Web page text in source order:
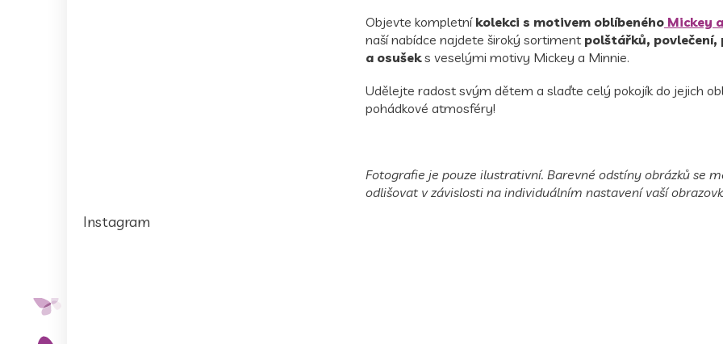
Instagram
Objevte kompletníkolekci s motivem oblíbeného Mickey
naší nabídce najdete široký sortiment polštářků,
a osušeks veselými motivy Mickey a Minnie.
Udělejte radost svým dětem a slaďte celý pokojík do jejich
pohádkové atmosféry!
Fotografie je pouze ilustrativní. Barevné odstíny obrázků se
odlišovat v závislosti na individuálním nastavení vaší